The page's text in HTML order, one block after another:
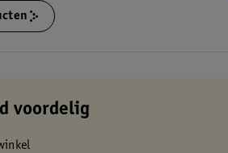
voordelig